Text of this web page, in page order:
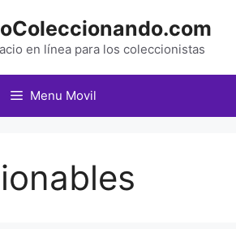
en línea para los coleccionistas
Menu Movil